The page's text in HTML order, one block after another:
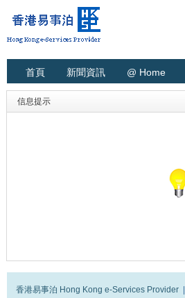
首頁 新聞資訊 @ Home
信息提示
香港易事泊 Hong Kong e-Services Provider